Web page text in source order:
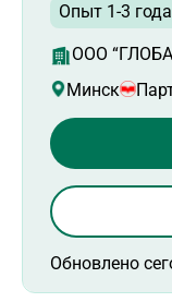
Опыт 1-3 года
ООО
Минск
Обновлено